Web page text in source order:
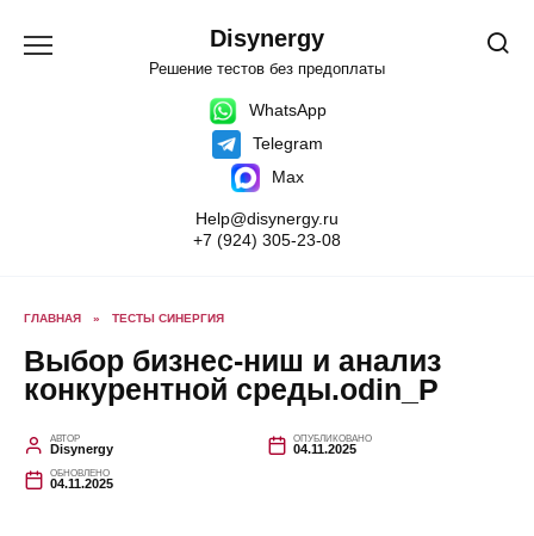
содержанию
Disynergy
Решение тестов без предоплаты
WhatsApp
Telegram
Max
Help@disynergy.ru
+7 (924) 305-23-08
ГЛАВНАЯ » ТЕСТЫ СИНЕРГИЯ
Выбор бизнес-ниш и анализ
конкурентной среды.odin_Р
АВТОР
Disynergy
ОПУБЛИКОВАНО
04.11.2025
ОБНОВЛЕНО
04.11.2025